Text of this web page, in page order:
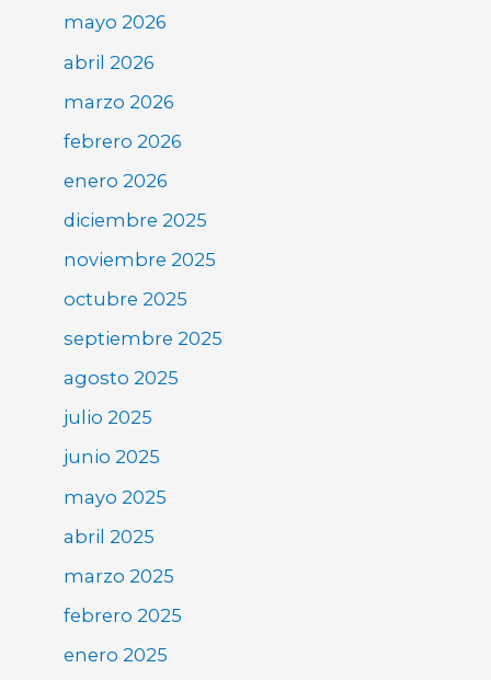
mayo 2026
abril 2026
marzo 2026
febrero 2026
enero 2026
diciembre 2025
noviembre 2025
octubre 2025
septiembre 2025
agosto 2025
julio 2025
junio 2025
mayo 2025
abril 2025
marzo 2025
febrero 2025
enero 2025